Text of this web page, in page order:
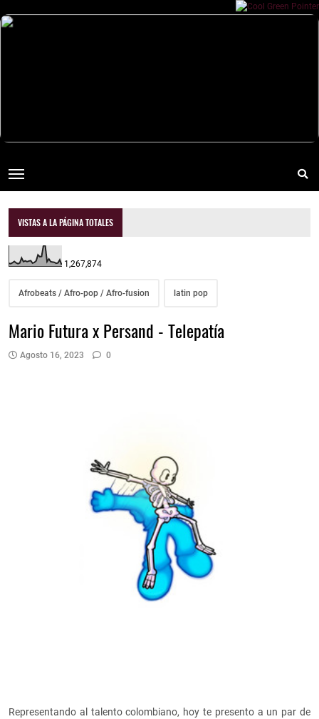
VISTAS A LA PÁGINA TOTALES
1,267,874
Afrobeats / Afro-pop / Afro-fusion latin pop
Mario Futura x Persand - Telepatía
Agosto 16, 2023 0
Representando al talento colombiano, hoy te presento a un par de